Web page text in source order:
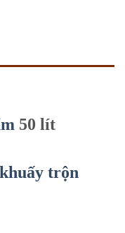
50 lít
trộn